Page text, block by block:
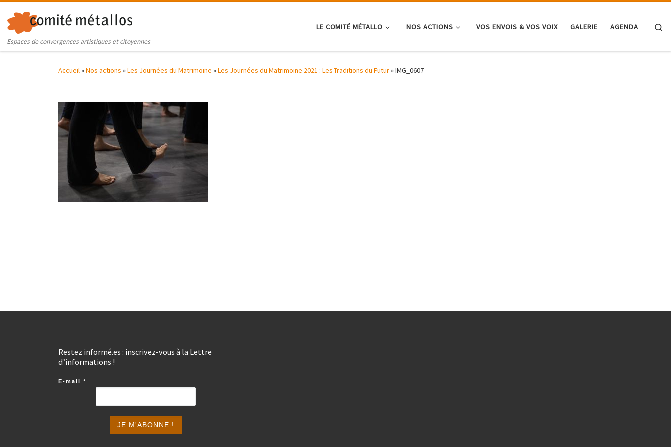
Skip to content
Espaces de convergences artistiques et citoyennes
LE COMITÉ MÉTALLO NOS ACTIONS VOS ENVOIS & VOS VOIX GALERIE AGENDA
Accueil»Nos actions »Les Journées du Matrimoine »Les Journées du Matrimoine 2021 : Les Traditions du Futur»IMG_0607
Restez informé.es : inscrivez-vous à la Lettre
d’informations !
E-mail *